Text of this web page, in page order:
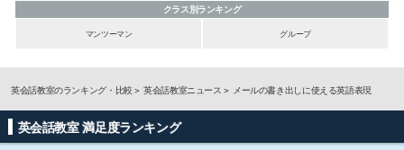
クラス別ランキング
マンツーマン
グループ
英会話教室のランキング・比較 英会話教室ニュース メールの書き出しに使える英語表現
英会話教室 満足度ランキング